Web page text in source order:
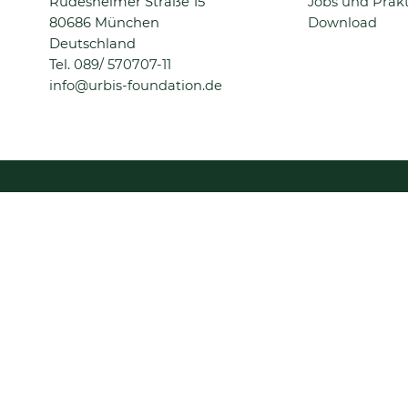
80686 München
Deutschland
Tel. 089/ 570707-11
info@urbis-foundation.de
Download